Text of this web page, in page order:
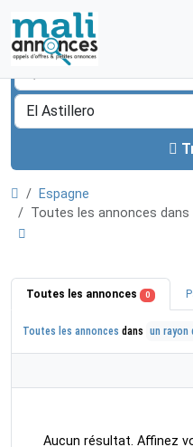
Espagne
Toutes les annonces dans
Toutes les annonces 0
Toutes les annonces dans un rayon
Aucun résultat. Affinez